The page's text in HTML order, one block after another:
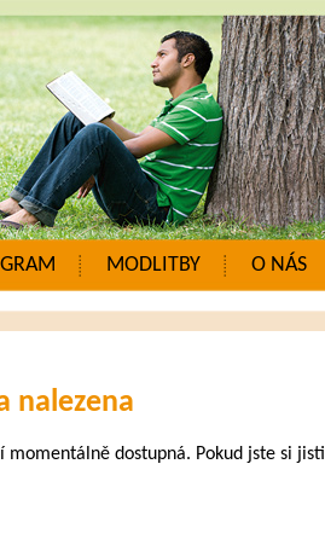
MODLITBY O NÁS
nalezena
dostupná. Pokud jste si jisti